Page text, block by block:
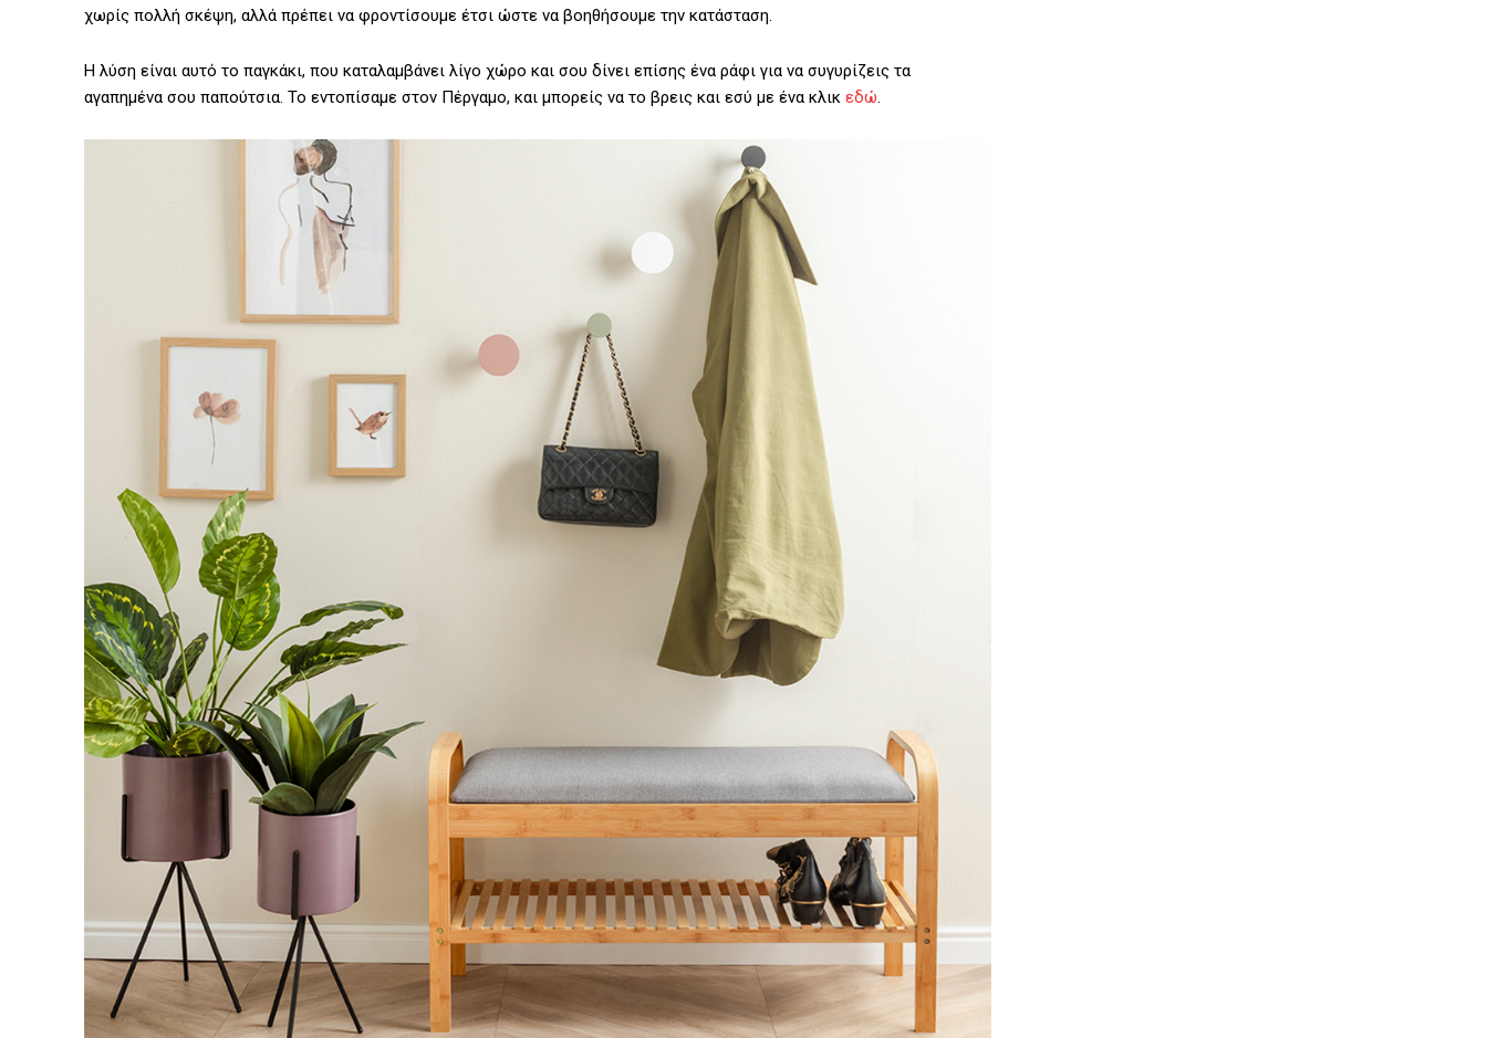
χωρίς πολλή σκέψη, αλλά πρέπει να φροντίσουμε έτσι ώστε να βοηθήσουμε την κατάσταση.
Η λύση είναι αυτό το παγκάκι, που καταλαμβάνει λίγο χώρο και σου δίνει επίσης ένα ράφι για να συγυρίζεις τα
αγαπημένα σου παπούτσια. Το εντοπίσαμε στον Πέργαμο, και μπορείς να το βρεις και εσύ με ένα κλικ εδώ.